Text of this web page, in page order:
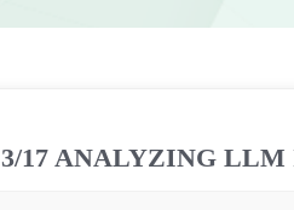
3/17 ANALYZING LLM